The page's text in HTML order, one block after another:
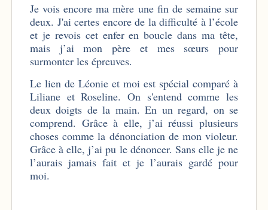
Je vois encore ma mère une fin de semaine sur
deux. J'ai certes encore de la difficulté à l’école
et je revois cet enfer en boucle dans ma tête,
mais j’ai mon père et mes sœurs pour
surmonter les épreuves.
Le lien de Léonie et moi est spécial comparé à
Liliane et Roseline. On s'entend comme les
deux doigts de la main. En un regard, on se
comprend. Grâce à elle, j’ai réussi plusieurs
choses comme la dénonciation de mon violeur.
Grâce à elle, j’ai pu le dénoncer. Sans elle je ne
l’aurais jamais fait et je l’aurais gardé pour
moi.